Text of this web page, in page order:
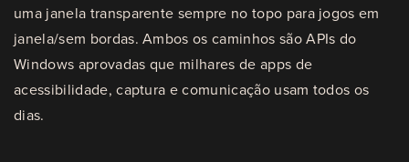
uma janela transparente sempre no topo para jogos em
janela/sem bordas. Ambos os caminhos são APIs do
Windows aprovadas que milhares de apps de
acessibilidade, captura e comunicação usam todos os
dias.